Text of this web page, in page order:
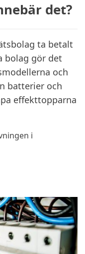
det?
ta betalt
bolag gör det
och
batterier och
effekttopparna
i